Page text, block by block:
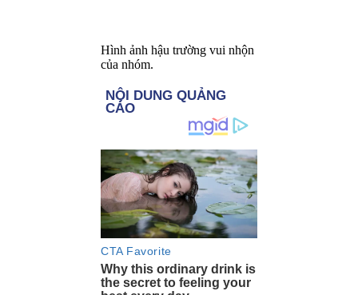
Hình ảnh hậu trường vui nhộn
của nhóm.